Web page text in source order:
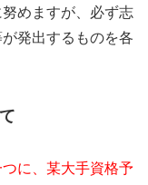
めますが、必ず志
発出するものを各
に、某大手資格予